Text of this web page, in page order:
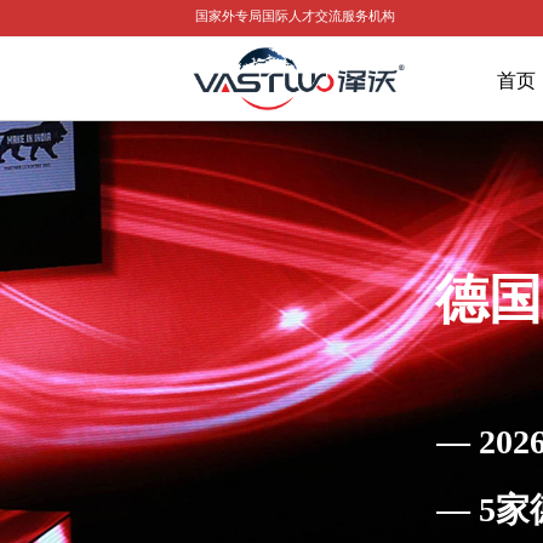
—
— 5家
德
ꀅ
ꀅ
首页
国家外专局国际人才交流服务机构